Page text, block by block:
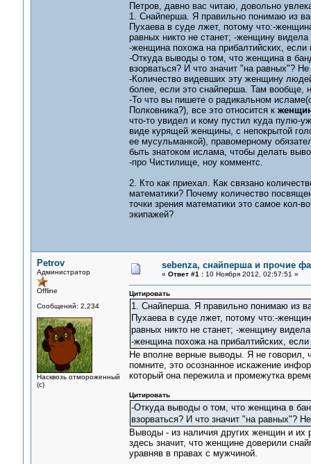
Петров, давно вас читаю, довольно
1. Снайперша. Я правильно понимаю из
Пухаева в суде лжет, потому что:-
равных никто не станет; -женщину
-женщина похожа на прибалтийских,
-Откуда выводы о том, что женщина в
взорваться? И что значит "на равных"?
-Количество видевших эту женщину
более, если это снайперша. Там вообще,
-То что вы пишете о радикальном
Полковника?), все это относится к
что-то увидел и кому пустил куда пулю-
виде курящей женщины, с непокрытой
ее мусульманкой), правомерному
быть знатоком ислама, чтобы делать
-про Чистилище, ноу комментс.
2. Кто как приехал. Как связано
математики? Почему количество
точки зрения математики это самое кол-
экипажей?
Petrov
Администратор
Offline
Сообщений: 2,234
Насквозь отмороженный
(с)
sebenza, снайперша и прочие
« Ответ #1 :10 Ноября 2012, 02:57:51 »
Цитировать
1. Снайперша. Я правильно понимаю из
Пухаева в суде лжет, потому что:-
равных никто не станет; -женщину
-женщина похожа на прибалтийских,
Не вполне верные выводы. Я не говорил,
помните, это осознанное искажение
который она пережила и промежутка
Цитировать
-Откуда выводы о том, что женщина в
взорваться? И что значит "на равных"?
Выводы - из наличия других женщин и их
здесь значит, что женщине доверили
уравняв в правах с мужчиной.